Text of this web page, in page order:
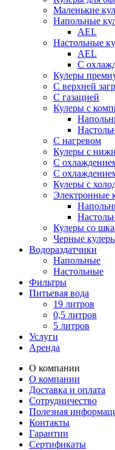
Маленькие
Напольные
AEL
Настольные
AEL
С
Кулеры
С верхней
С газацией
Кулеры с
С нагревом
Кулеры с
С
С
Кулеры с
Электронные
Кулеры со
Черные
Водораздатчики
Напольные
Настольные
Фильтры
Питьевая вода
19 литров
0,5 литров
5 литров
Услуги
Аренда
О компании
О компании
Доставка и оплата
Сотрудничество
Полезная
Контакты
Гарантии
Сертификаты